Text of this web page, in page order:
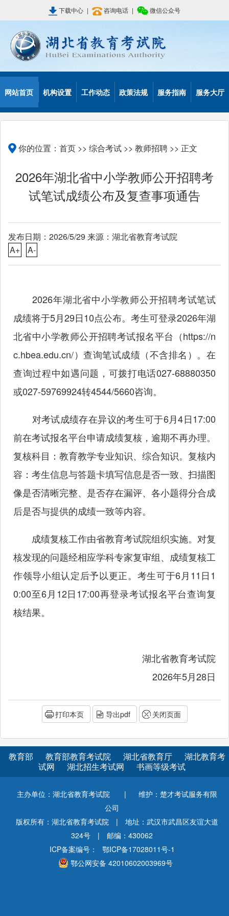
下载中心 | 咨询电话 | 微信公众号
网站首页 机构设置 工作动态 政策法规 服务指南 服务大厅
你的位置： 首页 >> 综合考试 >> 教师招聘 >> 正文
2026年湖北省中小学教师公开招聘考
试笔试成绩公布及复查事项通告
发布日期：2026/5/29 来源：湖北省教育考试院
A+
A-
2026年湖北省中小学教师公开招聘考试笔试
成绩将于5月29日10点公布。考生可登录2026年湖
北省中小学教师公开招聘考试报名平台（https://n
c.hbea.edu.cn/）查询笔试成绩（不含排名）。在
查询过程中如遇问题，可拨打电话027-68880350
或027-59769924转4544/5660咨询。
对考试成绩存在异议的考生可于6月4日17:00
前在考试报名平台申请成绩复核，逾期不再办理。
复核科目：教育教学专业知识、综合知识。复核内
容：考生信息与答题卡填写信息是否一致、扫描图
像是否清晰完整、是否存在漏评、各小题得分合成
后是否与提供的成绩一致等内容。
成绩复核工作由省教育考试院组织实施。对复
核发现的问题经相应学科专家复审组、成绩复核工
作领导小组认定后予以更正。考生可于6月11日1
0:00至6月12日17:00再登录考试报名平台查询复
核结果。
湖北省教育考试院
2026年5月28日
打印本页 导出pdf 关闭页面
教育部 教育部教育考试院 湖北省教育厅
湖北教育考
试网
湖北招生考试网 书画等级考试
主办单位：湖北省教育考试院 |
维护：楚才考试服务有限
公司
版权所有：湖北省教育考试院
|
地址：武汉市武昌区友谊大道
324号
|
邮编：430062
ICP备案编号：
鄂ICP备17028011号-1
鄂公网安备 42010602003969号